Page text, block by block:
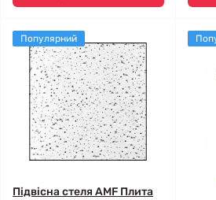
Популярний
Підвісна стеля AMF Плита